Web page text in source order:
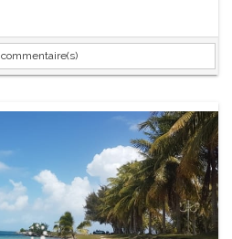
commentaire(s)